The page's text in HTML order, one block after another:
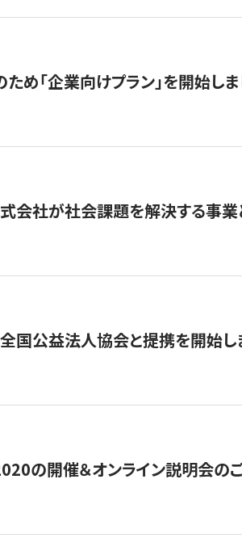
め「企業向けプラン」を開始し
会社が社会課題を解決する事
国公益法人協会と提携を開始し
の開催＆オンライン説明会の